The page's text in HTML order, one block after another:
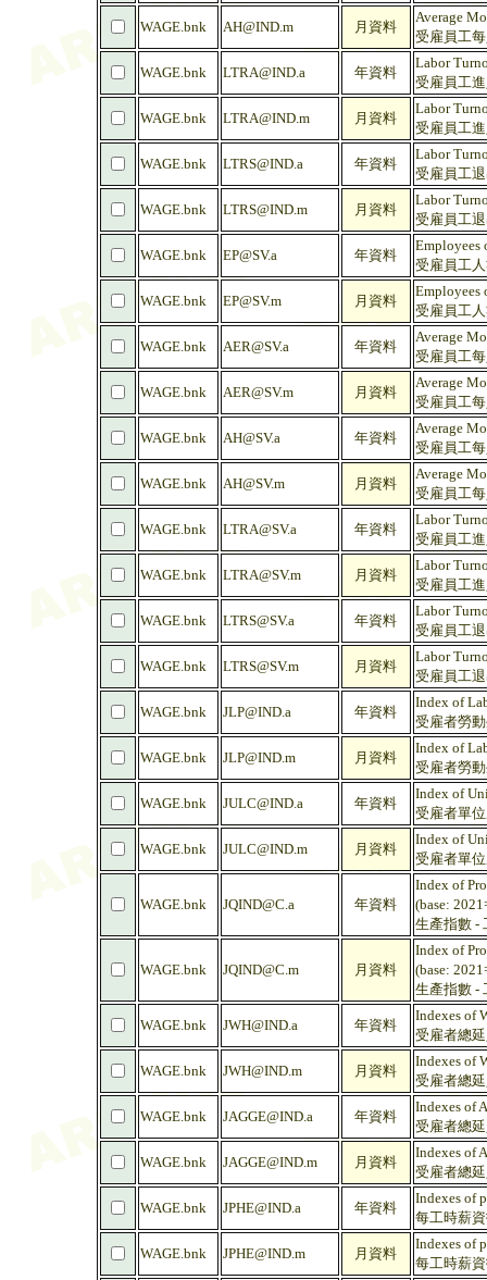
WAGE.bnk AH@IND.m 月資料
Average
受雇員工
WAGE.bnk LTRA@IND.a 年資料
Labor
受雇員工
WAGE.bnk LTRA@IND.m 月資料
Labor
受雇員工
WAGE.bnk LTRS@IND.a 年資料
Labor
受雇員工
WAGE.bnk LTRS@IND.m 月資料
Labor
受雇員工
WAGE.bnk EP@SV.a 年資料
Employees
受雇員工
WAGE.bnk EP@SV.m 月資料
Employees
受雇員工
WAGE.bnk AER@SV.a 年資料
Average
受雇員工
WAGE.bnk AER@SV.m 月資料
Average
受雇員工
WAGE.bnk AH@SV.a 年資料
Average
受雇員工
WAGE.bnk AH@SV.m 月資料
Average
受雇員工
WAGE.bnk LTRA@SV.a 年資料
Labor
受雇員工
WAGE.bnk LTRA@SV.m 月資料
Labor
受雇員工
WAGE.bnk LTRS@SV.a 年資料
Labor
受雇員工
WAGE.bnk LTRS@SV.m 月資料
Labor
受雇員工
WAGE.bnk JLP@IND.a 年資料
Index of
受雇者勞
WAGE.bnk JLP@IND.m 月資料
Index of
受雇者勞
WAGE.bnk JULC@IND.a 年資料
Index of
受雇者單
WAGE.bnk JULC@IND.m 月資料
Index of
受雇者單
WAGE.bnk JQIND@C.a 年資料
Index of
(base:
生產指數 -
WAGE.bnk JQIND@C.m 月資料
Index of
(base:
生產指數 -
WAGE.bnk JWH@IND.a 年資料
Indexes of
受雇者總
WAGE.bnk JWH@IND.m 月資料
Indexes of
受雇者總
WAGE.bnk JAGGE@IND.a 年資料
Indexes of
受雇者總
WAGE.bnk JAGGE@IND.m 月資料
Indexes of
受雇者總
WAGE.bnk JPHE@IND.a 年資料
Indexes of
每工時薪
WAGE.bnk JPHE@IND.m 月資料
Indexes of
每工時薪